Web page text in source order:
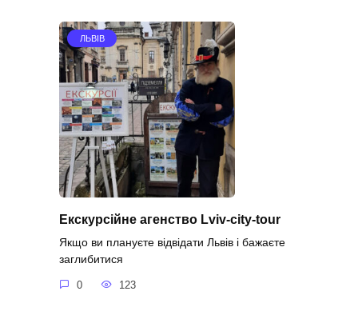
ЛЬВІВ
Екскурсійне агенство Lviv-city-tour
Якщо ви плануєте відвідати Львів і бажаєте
заглибитися
0 123